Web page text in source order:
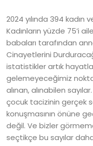
2024 yılında 394 kadın
Kadınların yüzde 75’i
babaları tarafından
Cinayetlerini
istatistikler artık
gelemeyeceğimiz
alınan, alınabilen
çocuk tacizinin gerçek
konuşmasının önüne
değil. Ve bizler
seçtikçe bu sayılar